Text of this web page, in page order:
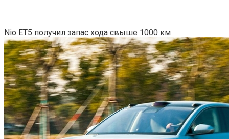
Nio ET5 получил запас хода свыше 1000 км